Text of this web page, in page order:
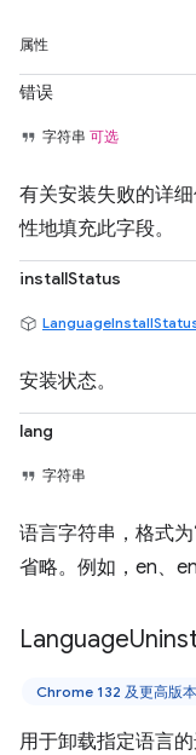
属性
错误
字符串 可选
有关安装失败的详
性地填充此字段。
installStatus
安装状态。
lang
字符串
语言字符串，格式
省略。例如，en、
Language
Chrome 132 及更高版本
用于卸载指定语言的